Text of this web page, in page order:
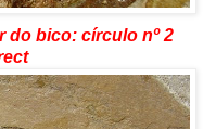
do bico: círculo nº 2